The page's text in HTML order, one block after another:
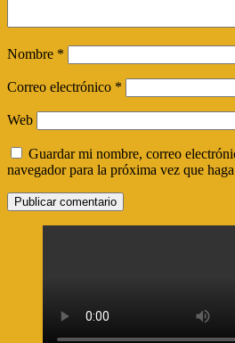
Nombre *
Correo electrónico *
Web
Guardar mi nombre, correo
navegador para la próxima vez que